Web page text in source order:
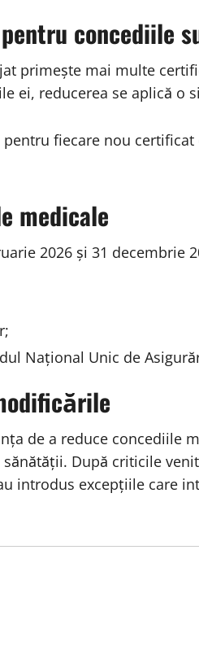
concediile
primește mai multe
ei, reducerea se aplică o
fiecare nou
medicale
2026 și 31 decembrie
Național Unic de
de a reduce concediile
După criticile
introdus excepțiile care